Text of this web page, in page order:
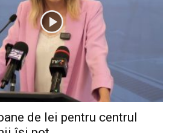
de lei pentru centrul